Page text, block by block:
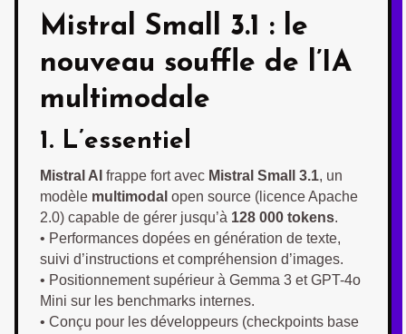
Mistral Small 3.1 : le
nouveau souffle de l’IA
multimodale
1. L’essentiel
Mistral AI frappe fort avec Mistral Small 3.1, un
modèle multimodal open source (licence Apache
2.0) capable de gérer jusqu’à 128 000 tokens.
• Performances dopées en génération de texte,
suivi d’instructions et compréhension d’images.
• Positionnement supérieur à Gemma 3 et GPT-4o
Mini sur les benchmarks internes.
• Conçu pour les développeurs (checkpoints base